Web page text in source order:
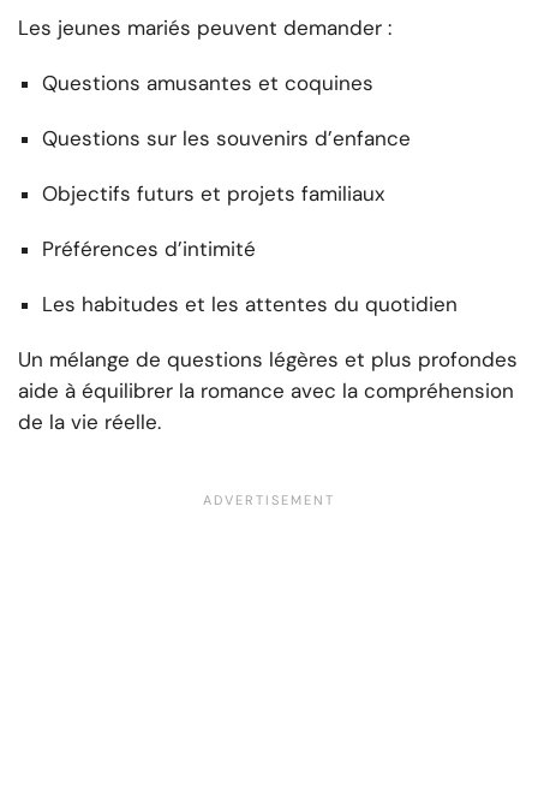
Les jeunes mariés peuvent demander :
Questions amusantes et coquines
Questions sur les souvenirs d’enfance
Objectifs futurs et projets familiaux
Préférences d’intimité
Les habitudes et les attentes du quotidien
Un mélange de questions légères et plus profondes
aide à équilibrer la romance avec la compréhension
de la vie réelle.